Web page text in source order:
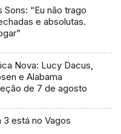
Sons: “Eu não trago
e absolutas.
Nova: Lucy Dacus,
e Alabama
de 7 de agosto
3 está no Vagos